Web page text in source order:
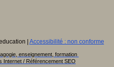
| Accessibilité : non conforme
enseignement, formation
Internet / Référencement SEO